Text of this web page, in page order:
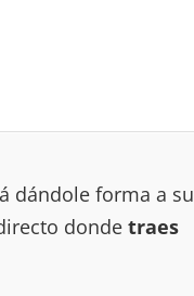
dándole forma a su
donde traes